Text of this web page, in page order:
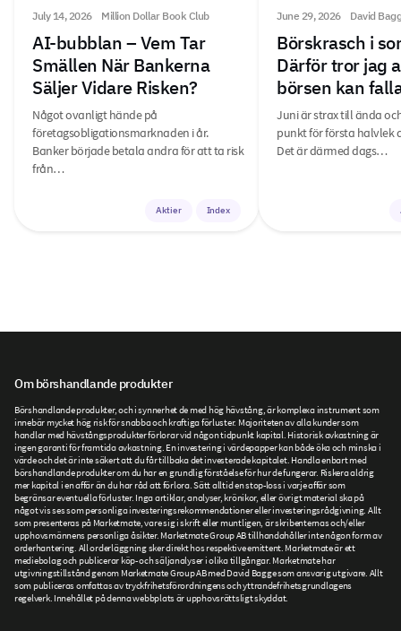
July 14, 2026 Million Dollar Book Club
AI-bubblan – Vem Tar
Smällen När Bankerna
Säljer Vidare Risken?
Något ovanligt hände på
företagsobligationsmarknaden i år.
Banker började betala andra för att ta risk
från…
Aktier Index
June 29, 2026 David
Börskrasch i
Därför tror jag
börsen kan
Juni är strax till ända
punkt för första halvlek
Det är därmed dags…
Om börshandlande produkter
Börshandlande produkter, och i synnerhet de med hög hävstång, är komplexa instrument som
innebär mycket hög risk för snabba och kraftiga förluster. Majoriteten av alla kunder som
handlar med hävstångsprodukter förlorar vid någon tidpunkt kapital. Historisk avkastning är
ingen garanti för framtida avkastning. En investering i värdepapper kan både öka och minska i
värde och det är inte säkert att du får tillbaka det investerade kapitalet. Handla enbart med
börshandlande produkter om du har en grundlig förståelse för hur de fungerar. Riskera aldrig
mer kapital i en affär än du har råd att förlora. Sätt alltid en stop-loss i varje affär som
begränsar eventuella förluster. Inga artiklar, analyser, krönikor, eller övrigt material ska på
något vis ses som personliga investeringsrekommendationer eller investeringsrådgivning. Allt
som presenteras på Marketmate, vare sig i skrift eller muntligen, är skribenternas och/eller
upphovsmännens personliga åsikter. Marketmate Group AB tillhandahåller inte någon form av
orderhantering. All orderläggning sker direkt hos respektive emittent. Marketmate är ett
mediebolag och publicerar köp- och säljanalyser i olika tillgångar. Marketmate har
utgivningstillstånd genom Marketmate Group AB med David Bagge som ansvarig utgivare. Allt
som publiceras omfattas av tryckfrihetsförordningens och yttrandefrihetsgrundlagens
regelverk. Innehållet på denna webbplats är upphovsrättsligt skyddat.